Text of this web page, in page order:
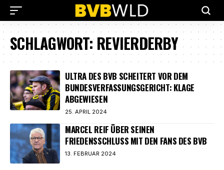
SCHLAGWORT:REVIERDERBY
ULTRA DES BVB SCHEITERT VOR DEM
BUNDESVERFASSUNGSGERICHT: KLAGE
ABGEWIESEN
25. APRIL 2024
MARCEL REIF ÜBER SEINEN
FRIEDENSSCHLUSS MIT DEN FANS DES BVB
13. FEBRUAR 2024